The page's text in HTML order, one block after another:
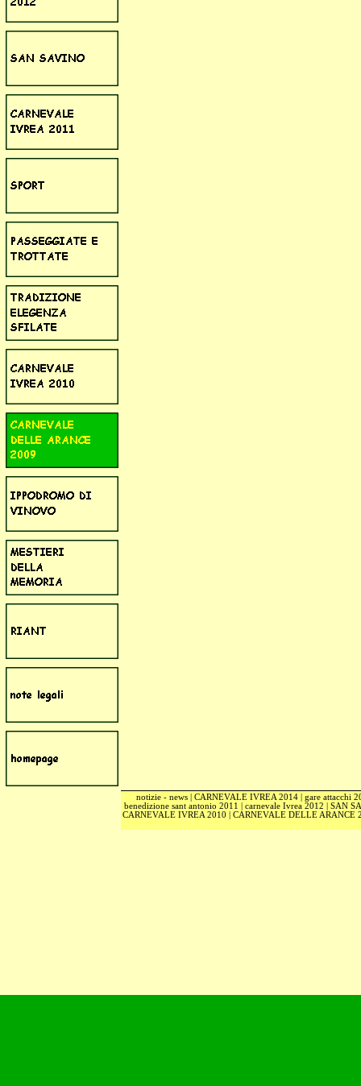
notizie - news CARNEVALE IVREA 2014
gare attacchi
benedizione sant antonio 2011
carnevale Ivrea 2012
SAN
CARNEVALE IVREA 2010
CARNEVALE DELLE ARANCE